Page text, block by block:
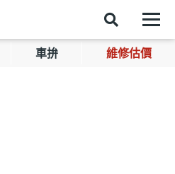
車拚 維修估價